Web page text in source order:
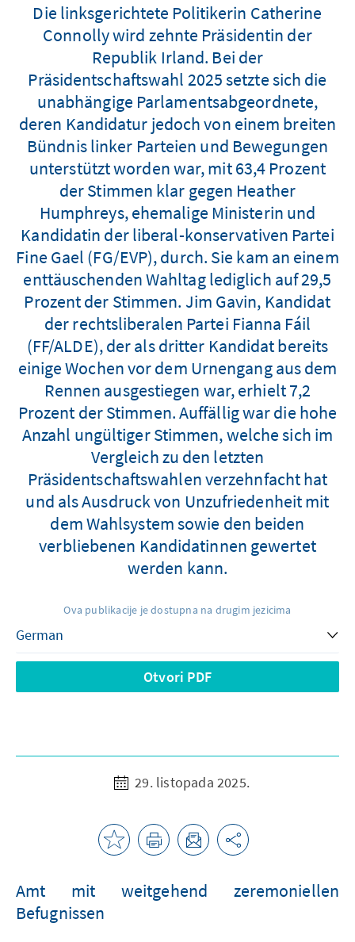
Die linksgerichtete Politikerin Catherine
Connolly wird zehnte Präsidentin der
Republik Irland. Bei der
Präsidentschaftswahl 2025 setzte sich die
unabhängige Parlamentsabgeordnete,
deren Kandidatur jedoch von einem breiten
Bündnis linker Parteien und Bewegungen
unterstützt worden war, mit 63,4 Prozent
der Stimmen klar gegen Heather
Humphreys, ehemalige Ministerin und
Kandidatin der liberal-konservativen Partei
Fine Gael (FG/EVP), durch. Sie kam an einem
enttäuschenden Wahltag lediglich auf 29,5
Prozent der Stimmen. Jim Gavin, Kandidat
der rechtsliberalen Partei Fianna Fáil
(FF/ALDE), der als dritter Kandidat bereits
einige Wochen vor dem Urnengang aus dem
Rennen ausgestiegen war, erhielt 7,2
Prozent der Stimmen. Auffällig war die hohe
Anzahl ungültiger Stimmen, welche sich im
Vergleich zu den letzten
Präsidentschaftswahlen verzehnfacht hat
und als Ausdruck von Unzufriedenheit mit
dem Wahlsystem sowie den beiden
verbliebenen Kandidatinnen gewertet
werden kann.
Ova publikacije je dostupna na drugim jezicima
Otvori PDF
29. listopada 2025.
Amt mit weitgehend zeremoniellen
Befugnissen